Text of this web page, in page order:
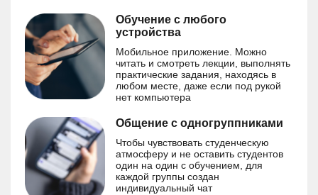
Обучение с любого
устройства
Мобильное приложение. Можно
читать и смотреть лекции, выполнять
практические задания, находясь в
любом месте, даже если под рукой
нет компьютера
Общение с одногруппниками
Чтобы чувствовать студенческую
атмосферу и не оставить студентов
один на один с обучением, для
каждой группы создан
индивидуальный чат